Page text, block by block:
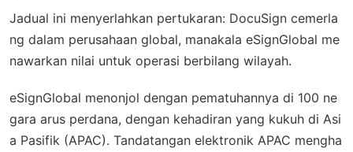
Jadual ini menyerlahkan pertukaran: DocuSign cemerla
ng dalam perusahaan global, manakala eSignGlobal me
nawarkan nilai untuk operasi berbilang wilayah.
eSignGlobal menonjol dengan pematuhannya di 100 ne
gara arus perdana, dengan kehadiran yang kukuh di Asi
a Pasifik (APAC). Tandatangan elektronik APAC mengha